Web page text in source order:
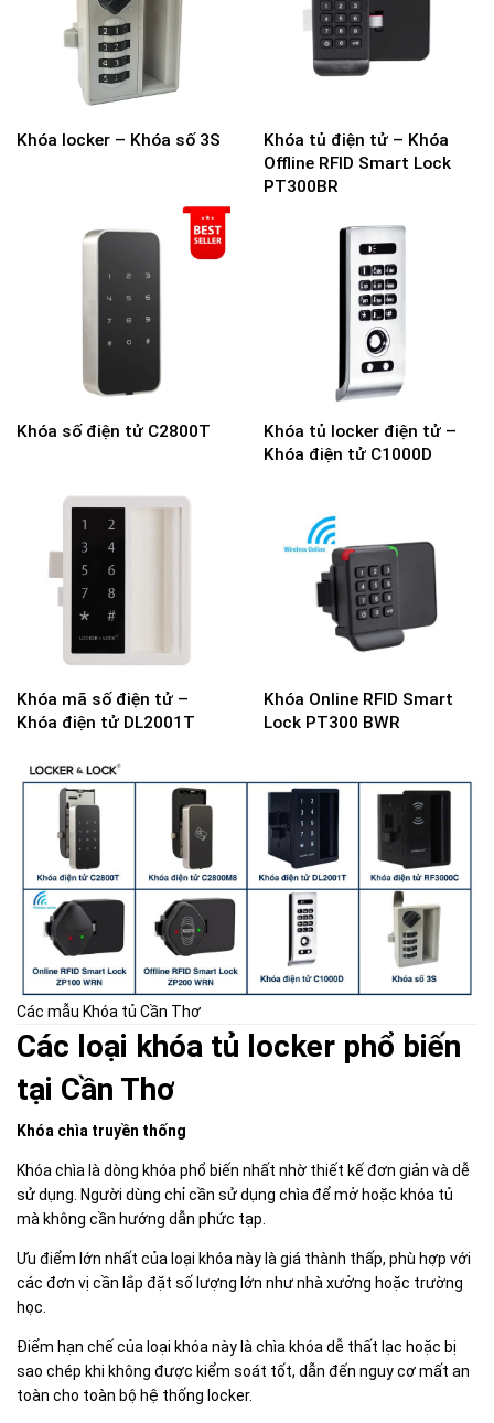
Khóa locker – Khóa số 3S
Khóa tủ điện tử – Khóa
Offline RFID Smart Lock
PT300BR
Khóa số điện tử C2800T
Khóa tủ locker điện tử –
Khóa điện tử C1000D
Khóa mã số điện tử –
Khóa điện tử DL2001T
Khóa Online RFID Smart
Lock PT300 BWR
Các mẫu Khóa tủ Cần Thơ
Các loại khóa tủ locker phổ biến
tại Cần Thơ
Khóa chìa truyền thống
Khóa chìa là dòng khóa phổ biến nhất nhờ thiết kế đơn giản và dễ
sử dụng. Người dùng chỉ cần sử dụng chìa để mở hoặc khóa tủ
mà không cần hướng dẫn phức tạp.
Ưu điểm lớn nhất của loại khóa này là giá thành thấp, phù hợp với
các đơn vị cần lắp đặt số lượng lớn như nhà xưởng hoặc trường
học.
Điểm hạn chế của loại khóa này là chìa khóa dễ thất lạc hoặc bị
sao chép khi không được kiểm soát tốt, dẫn đến nguy cơ mất an
toàn cho toàn bộ hệ thống locker.